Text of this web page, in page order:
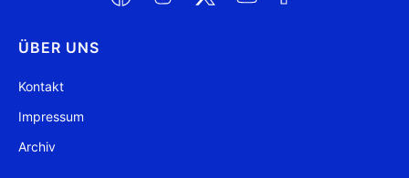
ÜBER UNS
Kontakt
Impressum
Archiv